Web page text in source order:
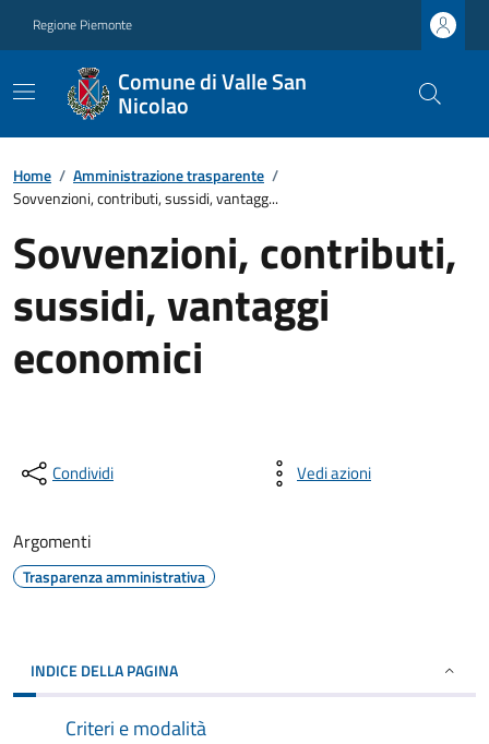
Regione Piemonte
Comune di Valle San
Nicolao
Home / Amministrazione trasparente /
Sovvenzioni, contributi, sussidi, vantagg...
Sovvenzioni, contributi,
sussidi, vantaggi
economici
Condividi Vedi azioni
Argomenti
Trasparenza amministrativa
INDICE DELLA PAGINA
Criteri e modalità